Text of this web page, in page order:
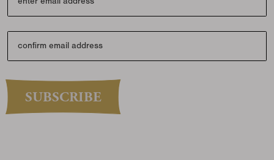
confirm email
SUBSCRIBE